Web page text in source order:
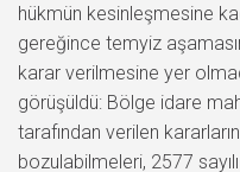
hükmün kesinleşmesine
gereğince temyiz
karar verilmesine yer
görüşüldü: Bölge idare
tarafından verilen
bozulabilmeleri, 2577